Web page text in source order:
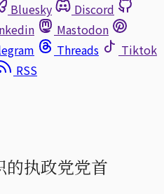
Bluesky
Discord
Mastodon
Threads
Tiktok
RSS
的执政党党首